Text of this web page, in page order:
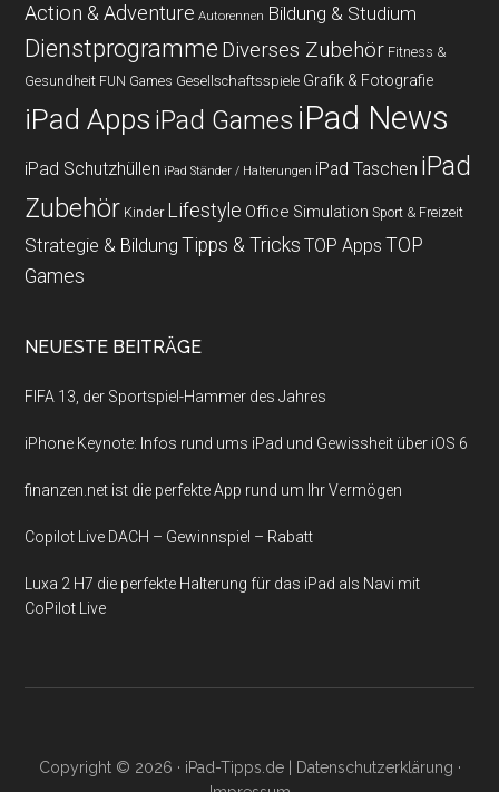
Action & Adventure Autorennen Bildung & Studium
Dienstprogramme Diverses Zubehör Fitness &
Gesundheit FUN Games Gesellschaftsspiele Grafik & Fotografie
iPad Apps iPad Games iPad News
iPad Schutzhüllen iPad Ständer / Halterungen iPad Taschen iPad
Zubehör Kinder Lifestyle Office Simulation Sport & Freizeit
Strategie & Bildung Tipps & Tricks TOP Apps TOP
Games
NEUESTE BEITRÄGE
FIFA 13, der Sportspiel-Hammer des Jahres
iPhone Keynote: Infos rund ums iPad und Gewissheit über iOS 6
finanzen.net ist die perfekte App rund um Ihr Vermögen
Copilot Live DACH – Gewinnspiel – Rabatt
Luxa 2 H7 die perfekte Halterung für das iPad als Navi mit
CoPilot Live
Copyright © 2026 · iPad-Tipps.de| Datenschutzerklärung ·